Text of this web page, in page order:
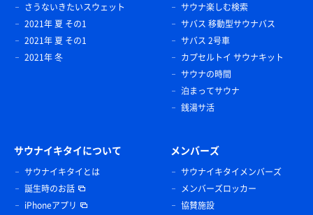
さうないきたいスウェット
2021年 夏 その1
2021年 夏 その1
2021年 冬
サウナ楽しむ検索
サバス 移動型サウナバス
サバス 2号車
カプセルトイ サウナキット
サウナの時間
泊まってサウナ
銭湯サ活
サウナイキタイについて
サウナイキタイとは
誕生時のお話
iPhoneアプリ
メンバーズ
サウナイキタイメンバーズ
メンバーズロッカー
協賛施設